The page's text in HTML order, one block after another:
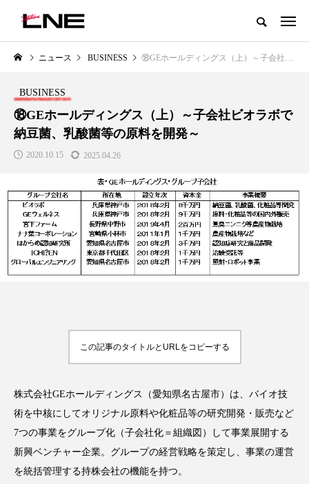
グローバルビューティ＆ヘルスケアビジネス誌
LIFESTYLE
SNSの「加工顔」と美容医療｜AI
がもたらす可能性とこれから
BUSINESS
GWI調査から読み解く2030年の
都市型スパ――身近なウェルネ
TAG LIST タグ一覧
ニュース BUSINESS ⑱GEホールディングス（上）～子会社ビオラボで納豆菌、乳酸菌等の原料を開発～
BUSINESS
⑱GEホールディングス（上）～子会社ビオラボで
納豆菌、乳酸菌等の原料を開発～
2020.10.15 2025.04.26
この記事のタイトルとURLをコピーする
株式会社GEホールディングス（愛知県名古屋市）は、バイオ技
術を中核にしてオリジナル原料や化粧品等の研究開発・販売など
7つの事業をグループ化（子会社化＝組織図）して事業展開する
新興ベンチャー企業。グループの経営戦略を策定し、事業の運営
を統括管理する持株会社の機能を持つ。